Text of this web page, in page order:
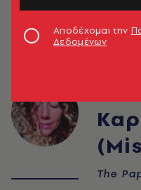
The
Αποδέχομαι την
Δεδομένων